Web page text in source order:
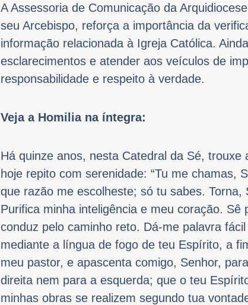
A Assessoria de Comunicação da
seu Arcebispo, reforça a importância da
informação relacionada à Igreja Católica.
esclarecimentos e atender aos veículos de
responsabilidade e respeito à verdade.
Veja a Homilia na íntegra:
Há quinze anos, nesta Catedral da Sé,
hoje repito com serenidade: “Tu me chamas,
que razão me escolheste; só tu sabes.
Purifica minha inteligência e meu coração.
conduz pelo caminho reto. Dá-me palavra
mediante a língua de fogo de teu Espírito, a
meu pastor, e apascenta comigo, Senhor,
direita nem para a esquerda; que o teu
minhas obras se realizem segundo tua